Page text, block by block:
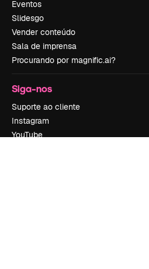
Eventos
Slidesgo
Vender conteúdo
Sala de imprensa
Procurando por magnific.ai?
Siga-nos
Suporte ao cliente
Instagram
YouTube